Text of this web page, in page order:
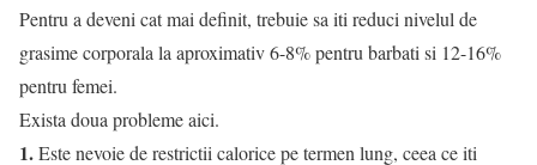
Pentru a deveni cat mai definit, trebuie sa iti reduci nivelul de
grasime corporala la aproximativ 6-8% pentru barbati si 12-16%
pentru femei.
Exista doua probleme aici.
1.Este nevoie de restrictii calorice pe termen lung, ceea ce iti